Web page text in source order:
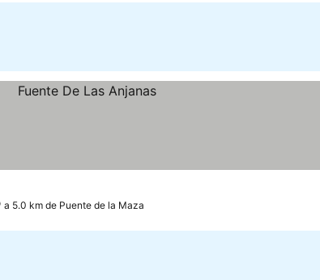
a 5.0 km de Puente de la Maza